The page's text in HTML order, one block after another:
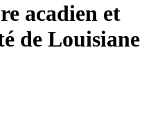
acadien et
de Louisiane